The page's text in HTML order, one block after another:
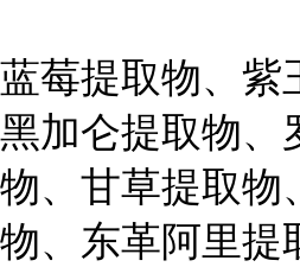
蓝莓提取物、紫
黑加仑提取物、
物、甘草提取物
物、东革阿里提